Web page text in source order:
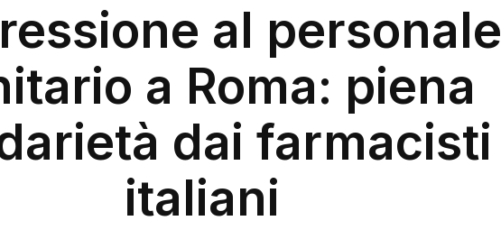
al personale
a Roma: piena
dai farmacisti
italiani